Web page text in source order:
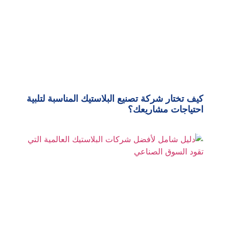
كيف تختار شركة تصنيع البلاستيك المناسبة لتلبية
احتياجات مشاريعك؟